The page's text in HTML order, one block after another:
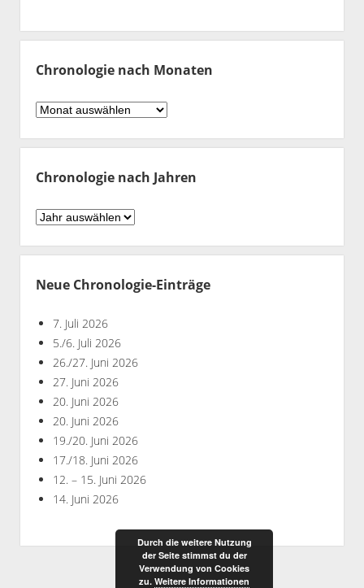
Chronologie nach Monaten
Chronologie
Monaten
Chronologie nach Jahren
Chronologie
Jahren
Neue Chronologie-Einträge
7. Juli 2026
5./6. Juli 2026
26./27. Juni 2026
27. Juni 2026
20. Juni 2026
20. Juni 2026
19./20. Juni 2026
17./18. Juni 2026
12. – 15. Juni 2026
14. Juni 2026
Durch die weitere Nutzung
der Seite stimmst du der
Verwendung von Cookies
zu. Weitere Informationen